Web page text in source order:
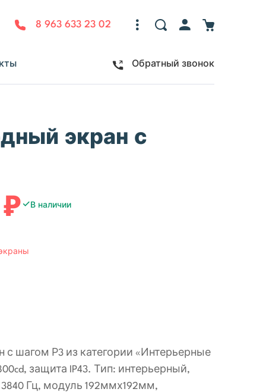
8 963 633 23 02
Обратный звонок
экран с
✓ В наличии
с шагом Р3 из категории «Интерьерные
защита IP43. Тип: интерьерный,
Гц, модуль 192ммх192мм,